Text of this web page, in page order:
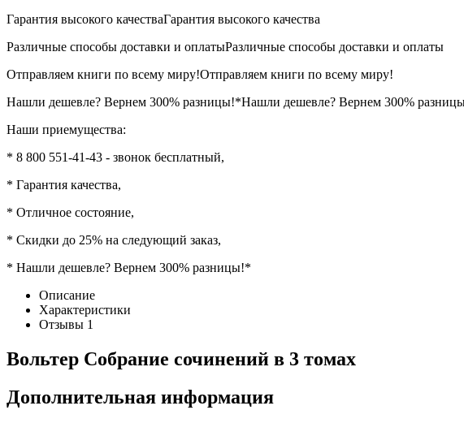
Гарантия высокого качестваГарантия высокого качества
Различные способы доставки и оплатыРазличные способы доставки и оплаты
Отправляем книги по всему миру!Отправляем книги по всему миру!
Нашли дешевле? Вернем 300% разницы!*Нашли дешевле? Вернем 300%
Наши приемущества:
* 8 800 551-41-43 - звонок бесплатный,
* Гарантия качества,
* Отличное состояние,
* Скидки до 25% на следующий заказ,
* Нашли дешевле? Вернем 300% разницы!*
Описание
Характеристики
Отзывы 1
Вольтер Собрание сочинений в 3 томах
Дополнительная информация